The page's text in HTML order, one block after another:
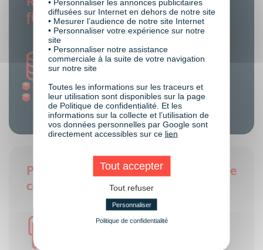
financière
Junior : 30K€-50K€
Confirmé : 50K€-80K€
Pré-requis du métier de : Responsable
communication financière
• Personnaliser les annonces publicitaires
diffusées sur Internet en dehors de notre site
• Mesurer l’audience de notre site Internet
• Personnaliser votre expérience sur notre
site
• Personnaliser notre assistance
commerciale à la suite de votre navigation
sur notre site
Toutes les informations sur les traceurs et
leur utilisation sont disponibles sur la page
de Politique de confidentialité. Et les
informations sur la collecte et l’utilisation de
vos données personnelles par Google sont
directement accessibles sur ce lien
Tout accepter
Tout refuser
Personnaliser
Politique de confidentialité